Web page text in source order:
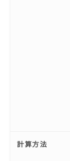
計算方法